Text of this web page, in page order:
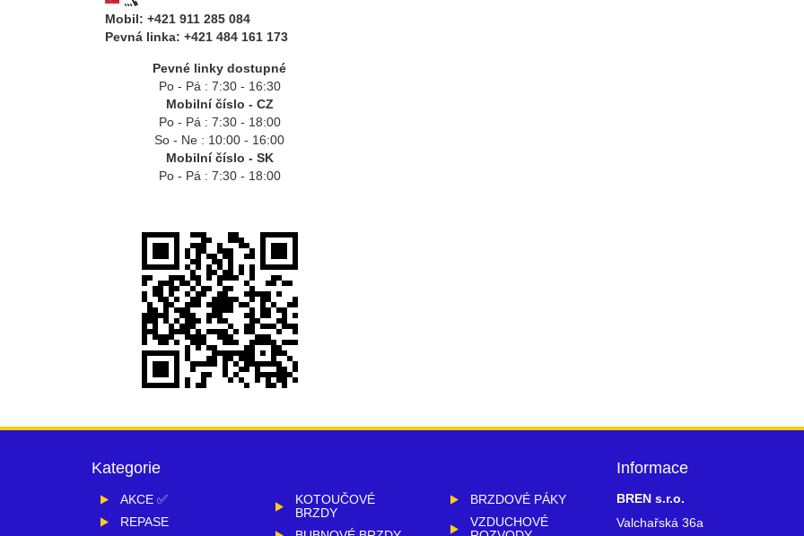
Mobil: +421 911 285 084
Pevná linka: +421 484 161 173
Pevné linky dostupné
Po - Pá : 7:30 - 16:30
Mobilní číslo - CZ
Po - Pá : 7:30 - 18:00
So - Ne : 10:00 - 16:00
Mobilní číslo - SK
Po - Pá : 7:30 - 18:00
Kategorie
AKCE ✅
REPASE
KOTOUČOVÉ
BRZDY
BRZDOVÉ PÁKY
VZDUCHOVÉ
Informace
BREN s.r.o.
Valchařská 36a